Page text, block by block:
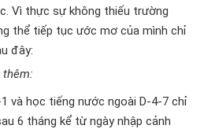
Vì thực sự không thiếu trường
thể tiếp tục ước mơ của mình chỉ
đây:
và học tiếng nước ngoài D-4-7 chỉ
6 tháng kể từ ngày nhập cảnh